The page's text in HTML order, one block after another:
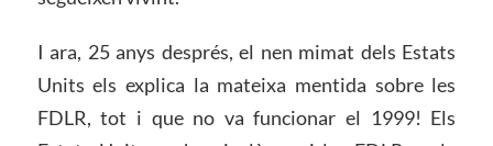
I ara, 25 anys després, el nen mimat dels Estats
Units els explica la mateixa mentida sobre les
FDLR, tot i que no va funcionar el 1999! Els